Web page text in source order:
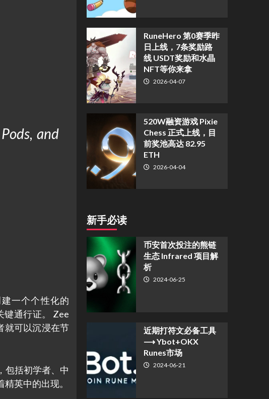
and
一个个性化的
键通行证。 Zee
就可以沉浸在节
包括初学者、中
英中的出现。
RuneHero 第0赛季昨
日上线，7条奖励路
线 USDT奖励和水晶
NFT等你来拿
2026-04-07
520W融资游戏 Pixie
Chess 正式上线，目
前奖池高达 82.95
ETH
2026-04-04
新手必读
币安首次投注的熊链
生态 Infrared 项目解
析
2024-06-25
近期打符文必备工具
⟶ Ybot+OKX
Runes市场
2024-06-21